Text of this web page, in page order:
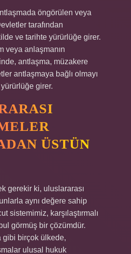
öngörülen veya
tarafından
ve tarihte yürürlüğe girer.
veya anlaşmanın
antlaşma, müzakere
antlaşmaya bağlı olmayı
girer.
ÜSTÜN
gerekir ki, uluslararası
aynı değere sahip
sistemimiz, karşılaştırmalı
görmüş bir çözümdür.
gibi birçok ülkede,
ulusal hukuk